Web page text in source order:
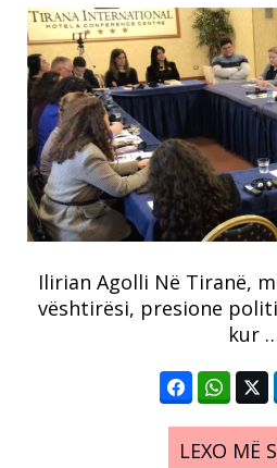
Ilirian Agolli Në Tiranë,
vështirësi, presione
kur
LEXO MË